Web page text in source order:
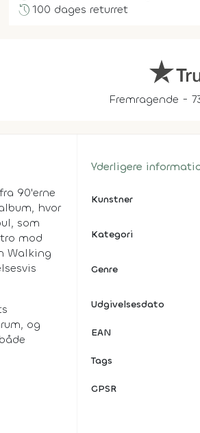
history100 dages returret
Fremragende -
90'erne
hvor
som
mod
Walking
og
Yderligere
Kunstner
Kategori
Genre
Udgivelsesdato
EAN
Tags
GPSR